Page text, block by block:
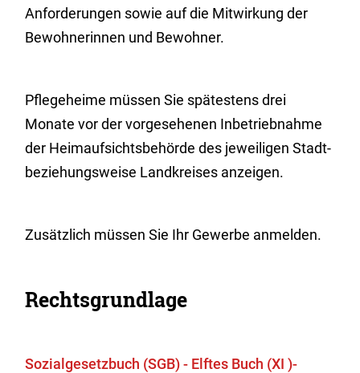
Anforderungen sowie auf die Mitwirkung der
Bewohnerinnen und Bewohner.
Pflegeheime müssen Sie spätestens drei
Monate vor der vorgesehenen Inbetriebnahme
der Heimaufsichtsbehörde des jeweiligen Stadt-
beziehungsweise Landkreises anzeigen.
Zusätzlich müssen Sie Ihr Gewerbe anmelden.
Rechtsgrundlage
Sozialgesetzbuch (SGB) - Elftes Buch (XI )-